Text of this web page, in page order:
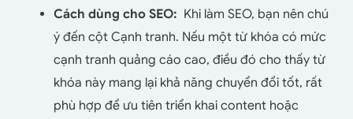
Cách dùng cho SEO: Khi làm SEO, bạn nên chú
ý đến cột Cạnh tranh. Nếu một từ khóa có mức
cạnh tranh quảng cáo cao, điều đó cho thấy từ
khóa này mang lại khả năng chuyển đổi tốt, rất
phù hợp để ưu tiên triển khai content hoặc